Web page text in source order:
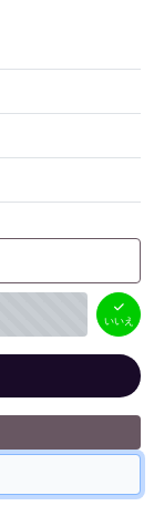
いいえ
（ 0件）
いいえ